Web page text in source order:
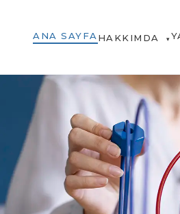
ANA SAYFA HAKKIMDA ▾